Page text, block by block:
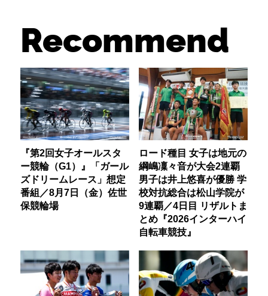
Recommend
『第2回女子オールスタ
ー競輪（G1）』「ガール
ズドリームレース」想定
番組／8月7日（金）佐世
保競輪場
ロード種目 女子は地元の
綱嶋凜々音が大会2連覇
男子は井上悠喜が優勝 学
校対抗総合は松山学院が
9連覇／4日目 リザルトま
とめ『2026インターハイ
自転車競技』